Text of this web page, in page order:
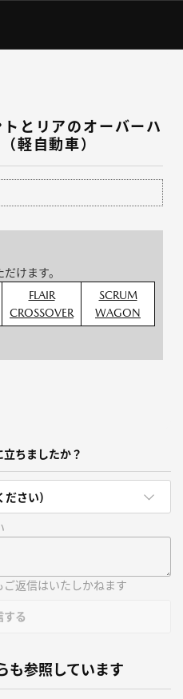
とリアのオーバーハ
軽自動車）
けます。
FLAIR
CROSSOVER
SCRUM
WAGON
立ちましたか？
ださい)
返信はいたしかねます
する
も参照しています